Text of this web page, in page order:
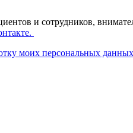
и сотрудников,
моих персональных